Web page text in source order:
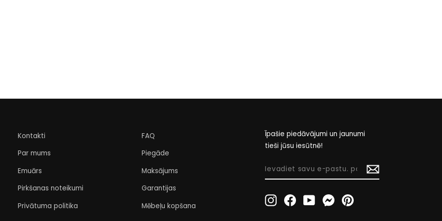
Kontakti
Par mums
Emuārs
Pirkšanas noteikumi
Privātuma politika
FAQ
Piegāde
Maksājums
Garantijas
Mēbeļu kopšana
Īpašie piedāvājumi un jaunumi
tieši jūsu iesūtnē!
IEVADIET
PASTU.InstagramFacebookYouTubeMessenger